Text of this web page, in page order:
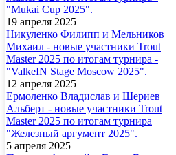
"Mukai Cup 2025".
19 апреля 2025
Никуленко Филипп и Мельников
Михаил - новые участники Trout
Master 2025 по итогам турнира -
"ValkeIN Stage Moscow 2025".
12 апреля 2025
Ермоленко Владислав и Шериев
Альберт - новые участники Trout
Master 2025 по итогам турнира
"Железный аргумент 2025".
5 апреля 2025